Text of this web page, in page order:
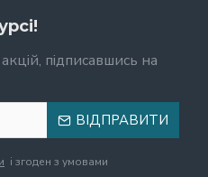
підписавшись на
ВІДПРАВИТИ
і згоден з умовами